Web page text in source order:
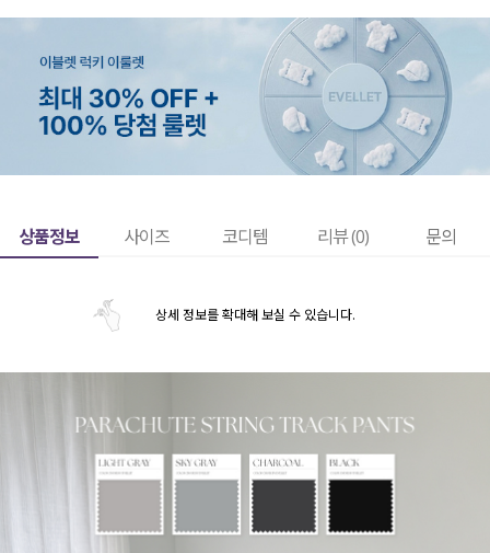
상품정보 사이즈 코디템 리뷰 (0) 문의
상세 정보를 확대해 보실 수 있습니다.